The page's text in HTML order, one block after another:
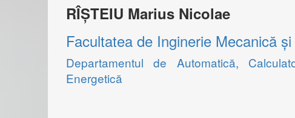
RÎȘTEIU Marius Nicolae
Facultatea de Inginerie Mecanică
Departamentul de Automatică,
Energetică